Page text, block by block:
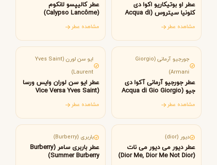
عطر او بوتیکاریو اکوا دی
کلونیا سیتروس (Acqua di
مشاهده عطر
عطر کالیپسو لانکوم
(Calypso Lancôme)
مشاهده عطر
جورجیو آرمانی (Giorgio
Armani)
عطر جورجیو آرمانی آکوا دی
جیو (Acqua di Gio Giorgio
مشاهده عطر
ایو سن لورن (Yves Saint
Laurent)
عطر ایو سن لوران وایس ورسا
(Vice Versa Yves Saint
مشاهده عطر
دیور (dior)
عطر دیور می دیور می نات
(Dior Me, Dior Me Not Dior)
باربری (Burberry)
عطر باربری سامر (Burberry
Summer Burberry)